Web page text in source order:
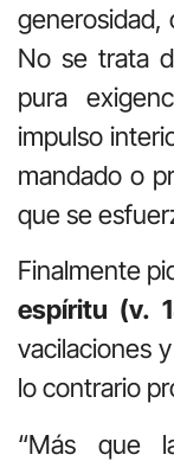
generosidad,
No se trata
pura
impulso
mandado o
que se
Finalmente
espíritu (v.
vacilaciones
lo contrario
“Más que